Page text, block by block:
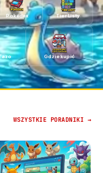
Pokédex Tier Listy
Gdzie kupić
WSZYSTKIE PORADNIKI →